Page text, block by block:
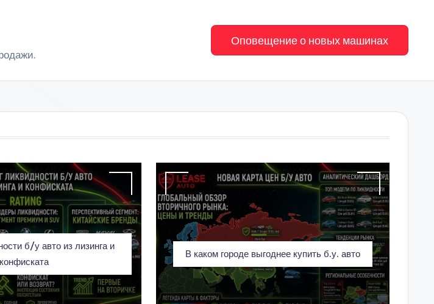
Оповещение о новых машинах
б/у авто из лизинга и
конфиската
В каком городе выгоднее купить б.у. авто